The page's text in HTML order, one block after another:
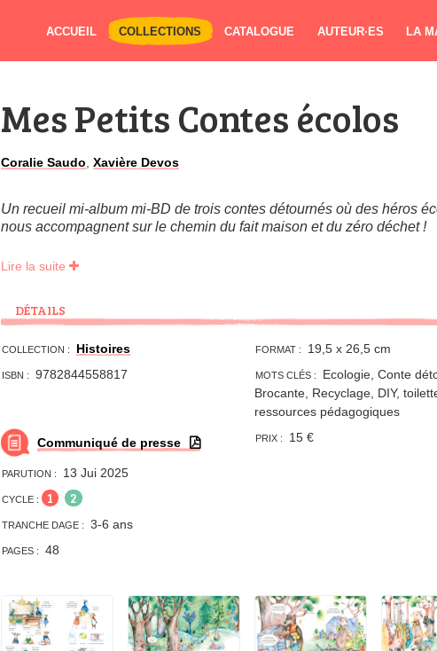
ACCUEIL COLLECTIONS CATALOGUE AUTEUR·ES LA
Mes Petits Contes écolos
Coralie Saudo,Xavière Devos
Un recueil mi-album mi-BD de trois contes détournésoù des héros
nous accompagnentsur le chemin du fait maisonet du zéro déchet !
Lire la suite
DÉTAILS
COLLECTION : Histoires
ISBN : 9782844558817
Communiqué de presse
PARUTION : 13 Jui 2025
CYCLE : 1 2
TRANCHE DAGE : 3-6 ans
PAGES : 48
FORMAT : 19,5 x 26,5 cm
MOTS CLÉS :
Ecologie, Conte
Brocante, Recyclage, DIY,
ressources pédagogiques
PRIX : 15 €